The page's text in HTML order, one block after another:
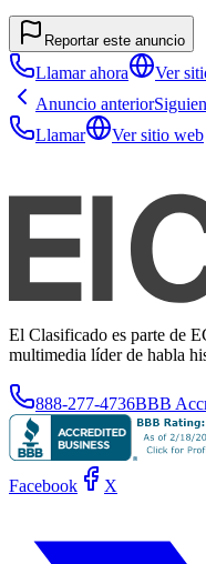
Reportar este anuncio
Llamar ahora
Ver
Anuncio anterior
Llamar
Ver sitio web
El Clasificado es parte de
multimedia líder de habla
888-277-4736BBB
Facebook X